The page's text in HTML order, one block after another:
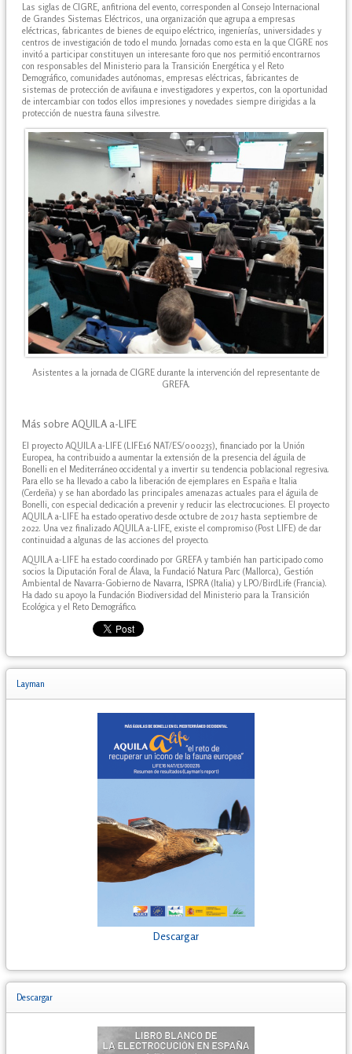
Las siglas de CIGRE, anfitriona del evento, corresponden al Consejo Internacional
de Grandes Sistemas Eléctricos, una organización que agrupa a empresas
eléctricas, fabricantes de bienes de equipo eléctrico, ingenierías, universidades y
centros de investigación de todo el mundo. Jornadas como esta en la que CIGRE nos
invitó a participar constituyen un interesante foro que nos permitió encontrarnos
con responsables del Ministerio para la Transición Energética y el Reto
Demográfico, comunidades autónomas, empresas eléctricas, fabricantes de
sistemas de protección de avifauna e investigadores y expertos, con la oportunidad
de intercambiar con todos ellos impresiones y novedades siempre dirigidas a la
protección de nuestra fauna silvestre.
Asistentes a la jornada de CIGRE durante la intervención del representante de
GREFA.
Más sobre AQUILA a-LIFE
El proyecto AQUILA a-LIFE (LIFE16 NAT/ES/000235), financiado por la Unión
Europea, ha contribuido a aumentar la extensión de la presencia del águila de
Bonelli en el Mediterráneo occidental y a invertir su tendencia poblacional regresiva.
Para ello se ha llevado a cabo la liberación de ejemplares en España e Italia
(Cerdeña) y se han abordado las principales amenazas actuales para el águila de
Bonelli, con especial dedicación a prevenir y reducir las electrocuciones. El proyecto
AQUILA a-LIFE ha estado operativo desde octubre de 2017 hasta septiembre de
2022. Una vez finalizado AQUILA a-LIFE, existe el compromiso (Post LIFE) de dar
continuidad a algunas de las acciones del proyecto.
AQUILA a-LIFE ha estado coordinado por GREFA y también han participado como
socios la Diputación Foral de Álava, la Fundació Natura Parc (Mallorca), Gestión
Ambiental de Navarra-Gobierno de Navarra, ISPRA (Italia) y LPO/BirdLife (Francia).
Ha dado su apoyo la Fundación Biodiversidad del Ministerio para la Transición
Ecológica y el Reto Demográfico.
Layman
Descargar
Descargar